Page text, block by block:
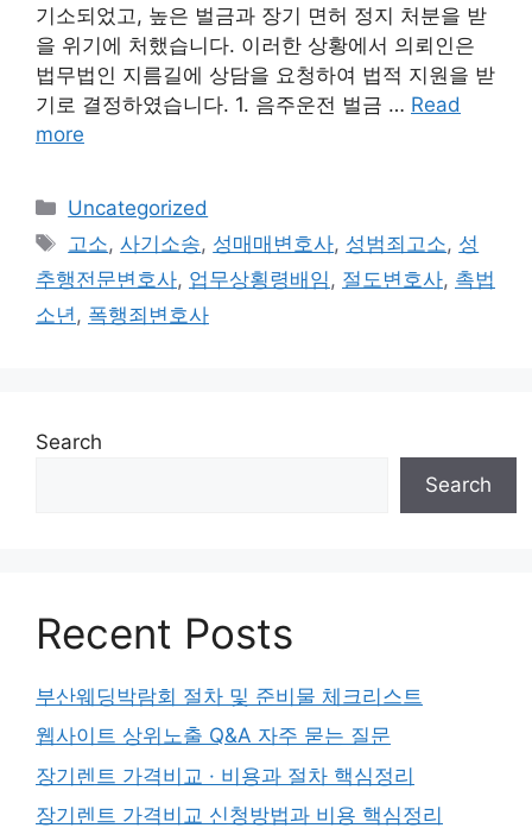
기소되었고, 높은 벌금과 장기 면허 정지 처분을 받
을 위기에 처했습니다. 이러한 상황에서 의뢰인은
법무법인 지름길에 상담을 요청하여 법적 지원을 받
기로 결정하였습니다. 1. 음주운전 벌금 … Read
more
Categories
Uncategorized
Tags
고소,사기소송, 성매매변호사, 성범죄고소, 성
추행전문변호사, 업무상횡령배임 , 절도변호사, 촉법
소년 , 폭행죄변호사
Search
Search
Recent Posts
부산웨딩박람회 절차 및 준비물 체크리스트
웹사이트 상위노출 Q&A 자주 묻는 질문
장기렌트 가격비교 · 비용과 절차 핵심정리
장기렌트 가격비교 신청방법과 비용 핵심정리